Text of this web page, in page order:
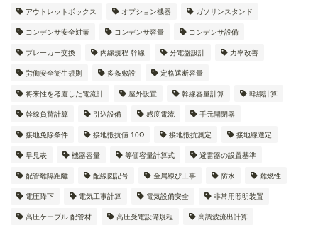
アウトレットボックス オプション機器 ガソリンスタンド
コンデンサ安全対策 コンデンサ容量 コンデンサ設備
ブレーカー交換 内線規程 幹線 分電盤設計 力率改善
労働安全衛生規則 多条敷設 定格遮断容量
将来性を考慮した電流計 屋外設置 幹線容量計算 幹線計算
幹線負荷計算 引込設備 感度電流 手元開閉器
接地免除条件 接地抵抗値 10Ω 接地抵抗測定 接地線選定
早見表 機器容量 等価容量計算式 避雷器の設置基準
配管離隔距離 配線図記号 金属線ぴ工事 防水 難燃性
電圧降下 電気工事計算 電気設備安全 非常用照明装置
高圧ケーブル 配管材 高圧受電設備規程 高調波流出計算